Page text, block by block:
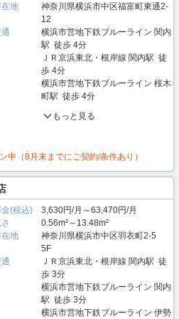
在地
神奈川県横浜市中区福富町東通2-
12
横浜市営地下鉄ブルーライン 関内
駅 徒歩 4分
ＪＲ京浜東北・根岸線 関内駅 徒
歩 4分
横浜市営地下鉄ブルーライン 桜木
町駅 徒歩 4分
もっと見る
中（8月末までにご契約/条件あり）
(税込)
3,630円/月～63,470円/月
0.56m²～13.48m²
在地
神奈川県横浜市中区羽衣町2-5
5F
ＪＲ京浜東北・根岸線 関内駅 徒
歩 3分
横浜市営地下鉄ブルーライン 関内
駅 徒歩 3分
横浜市営地下鉄ブルーライン 伊勢